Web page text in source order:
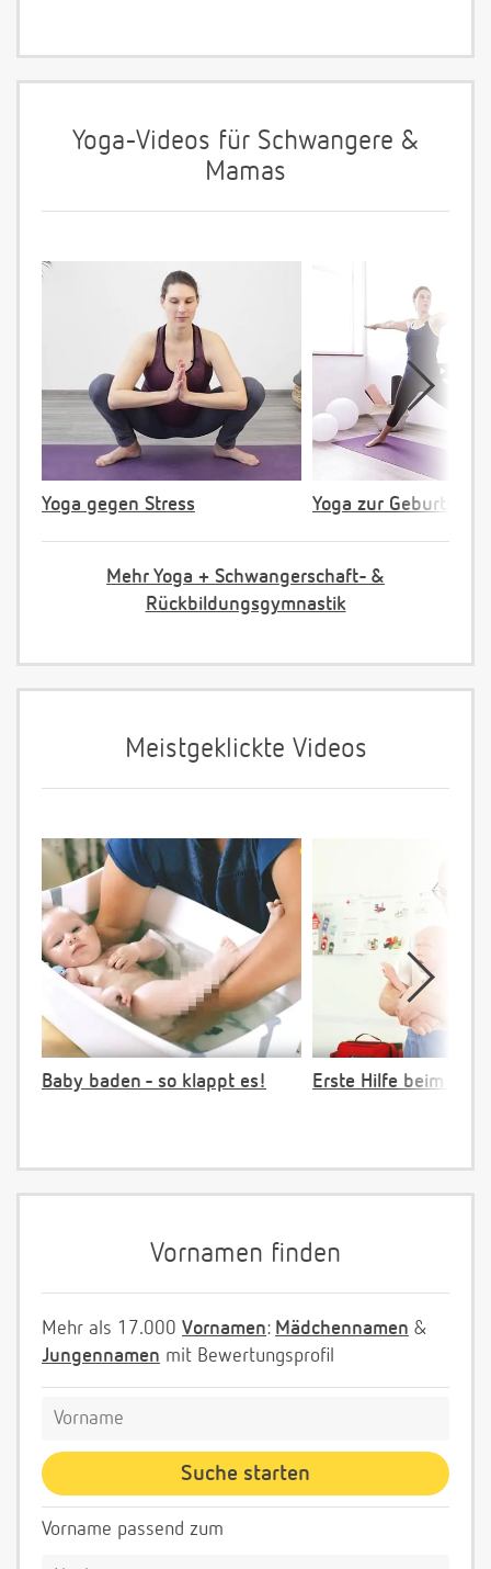
Yoga-Videos für Schwangere &
Mamas
Yoga gegen Stress Yoga zur
Mehr Yoga + Schwangerschaft- &
Rückbildungsgymnastik
Meistgeklickte Videos
Baby baden - so klappt es! Erste Hilfe beim
Vornamen finden
Mehr als 17.000 Vornamen: Mädchennamen &
Jungennamen mit Bewertungsprofil
Vorname passend zum